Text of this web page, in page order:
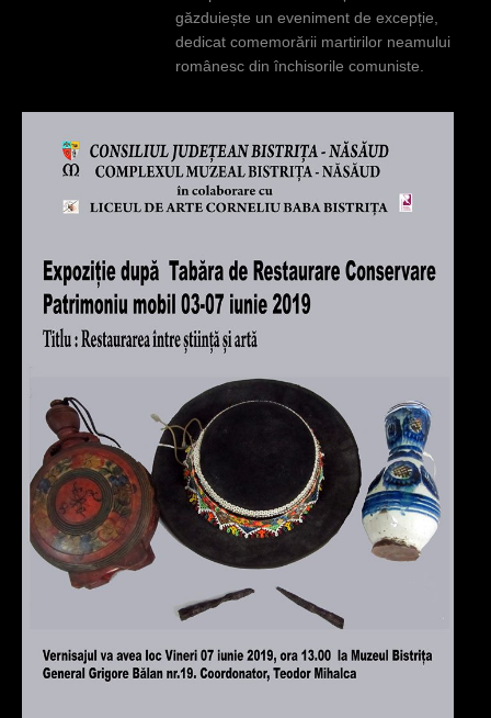
găzduiește un eveniment de excepție,
dedicat comemorării martirilor neamului
românesc din închisorile comuniste.